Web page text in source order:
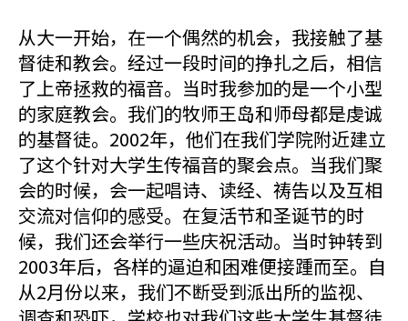
从大一开始，在一个偶然的机会，我接触了基
督徒和教会。经过一段时间的挣扎之后，相信
了上帝拯救的福音。当时我参加的是一个小型
的家庭教会。我们的牧师王岛和师母都是虔诚
的基督徒。2002年，他们在我们学院附近建立
了这个针对大学生传福音的聚会点。当我们聚
会的时候，会一起唱诗、读经、祷告以及互相
交流对信仰的感受。在复活节和圣诞节的时
候，我们还会举行一些庆祝活动。当时钟转到
2003年后，各样的逼迫和困难便接踵而至。自
从2月份以来，我们不断受到派出所的监视、